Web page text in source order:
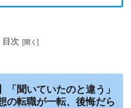
目次
「聞いていたのと違う」
の転職が一転、後悔だら